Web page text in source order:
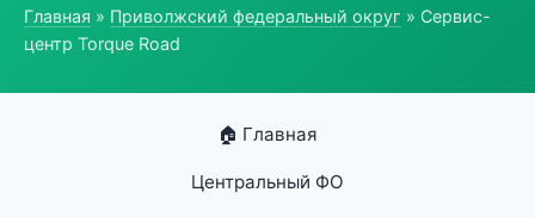
Главная » Приволжский федеральный округ » Сервис-
центр Torque Road
🏠 Главная
Центральный ФО